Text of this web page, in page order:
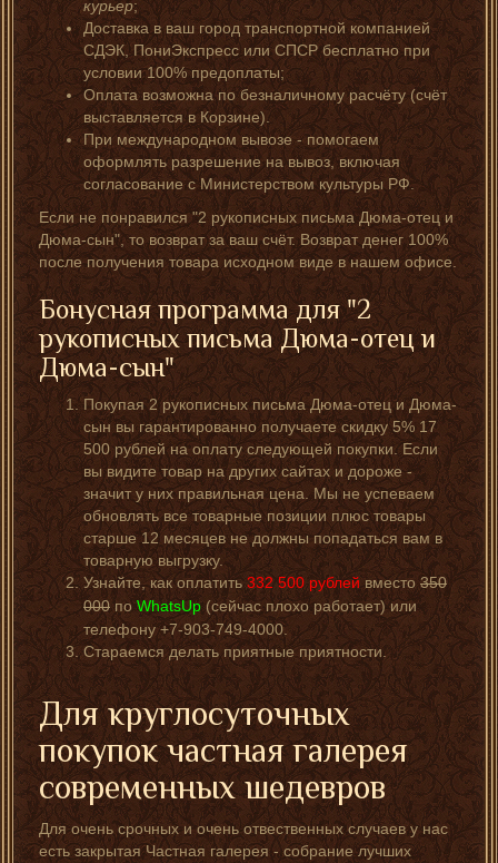
курьер;
Доставка в ваш город транспортной компанией
СДЭК, ПониЭкспресс или СПСР бесплатно при
условии 100% предоплаты;
Оплата возможна по безналичному расчёту (счёт
выставляется в Корзине).
При международном вывозе - помогаем
оформлять разрешение на вывоз, включая
согласование с Министерством культуры РФ.
Если не понравился "2 рукописных письма Дюма-отец и
Дюма-сын", то возврат за ваш счёт. Возврат денег 100%
после получения товара исходном виде в нашем офисе.
Бонусная программа для "2
рукописных письма Дюма-отец и
Дюма-сын"
Покупая 2 рукописных письма Дюма-отец и Дюма-
сын вы гарантированно получаете скидку 5% 17
500 рублей на оплату следующей покупки. Если
вы видите товар на других сайтах и дороже -
значит у них правильная цена. Мы не успеваем
обновлять все товарные позиции плюс товары
старше 12 месяцев не должны попадаться вам в
товарную выгрузку.
Узнайте, как оплатить332 500 рублейвместо350
000поWhatsUp (сейчас плохо работает) или
телефону +7-903-749-4000.
Стараемся делать приятные приятности.
Для круглосуточных
покупок частная галерея
современных шедевров
Для очень срочных и очень отвественных случаев у нас
есть закрытая Частная галерея - собрание лучших